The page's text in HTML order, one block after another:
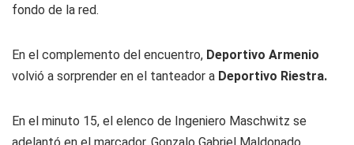
fondo de la red.
En el complemento del encuentro, Deportivo Armenio
volvió a sorprender en el tanteador a Deportivo Riestra.
En el minuto 15, el elenco de Ingeniero Maschwitz se